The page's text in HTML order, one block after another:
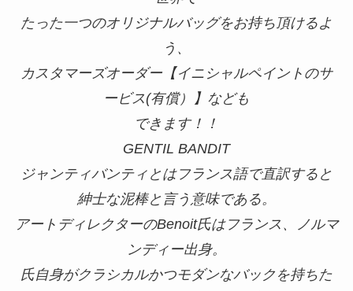
たった一つのオリジナルバッグをお持ち頂けるよ
う、
カスタマーズオーダー【イニシャルペイントのサ
ービス(有償）】なども
できます！！
GENTIL BANDIT
ジャンティバンティとはフランス語で直訳すると
紳士な泥棒と言う意味である。
アートディレクターのBenoit氏はフランス、ノルマ
ンディー出身。
氏自身がクラシカルかつモダンなバックを持ちた